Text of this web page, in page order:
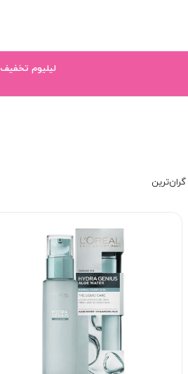
لیلیوم تخفیف
گران‌ترین